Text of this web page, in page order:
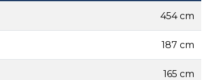
454 cm
187 cm
165 cm